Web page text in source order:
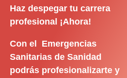
Haz despegar tu carrera
profesional ¡Ahora!
Con el Emergencias
Sanitarias de Sanidad
podrás profesionalizarte y